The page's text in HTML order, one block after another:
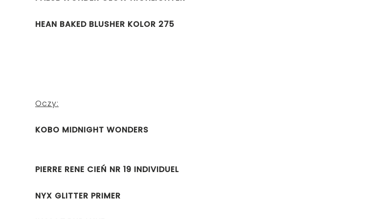
HEAN BAKED BLUSHER KOLOR 275
Oczy:
KOBO MIDNIGHT WONDERS
PIERRE RENE CIEŃ NR 19 INDIVIDUEL
NYX GLITTER PRIMER